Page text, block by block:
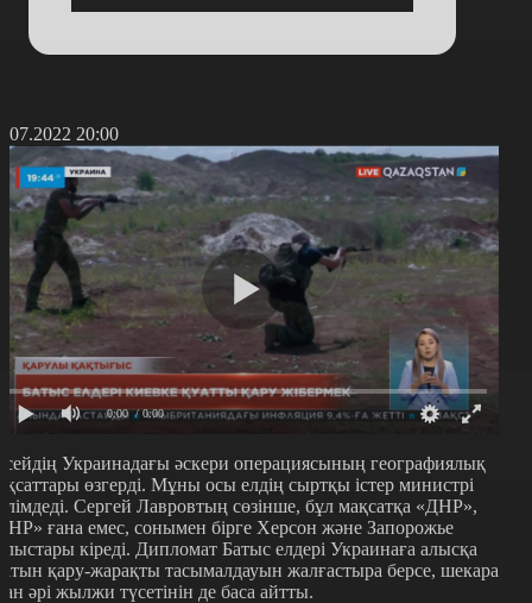
20:00
0:00 / 0:00
Украинадағы әскери операциясының географиялық
өзгерді. Мұны осы елдің сыртқы істер министрі
Сергей Лавровтың сөзінше, бұл мақсатқа «ДНР»,
ғана емес, сонымен бірге Херсон және Запорожье
кіреді. Дипломат Батыс елдері Украинаға алысқа
қару-жарақты тасымалдауын жалғастыра берсе, шекара
әрі жылжи түсетінін де баса айтты.